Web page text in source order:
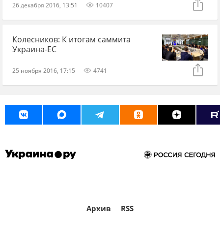
26 декабря 2016, 13:51 10407
Колесников: К итогам саммита
Украина-ЕС
25 ноября 2016, 17:15 4741
Архив RSS